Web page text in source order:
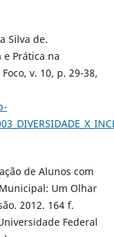
Silva de.
e Prática na
v. 10, p. 29-38,
de Alunos com
Um Olhar
2012. 164 f.
Federal